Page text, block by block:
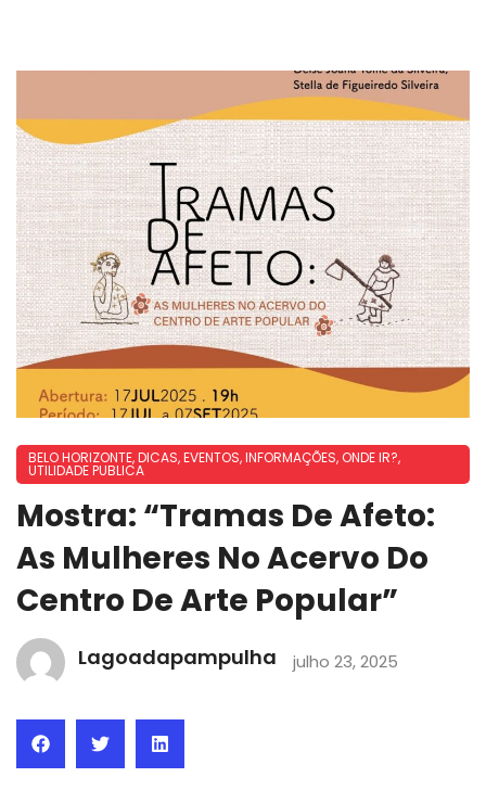
BELO HORIZONTE,DICAS,EVENTOS,INFORMAÇÕES, ONDE IR?,
UTILIDADE PUBLICA
Mostra: “Tramas De Afeto:
As Mulheres No Acervo Do
Centro De Arte Popular”
Lagoadapampulha julho 23, 2025